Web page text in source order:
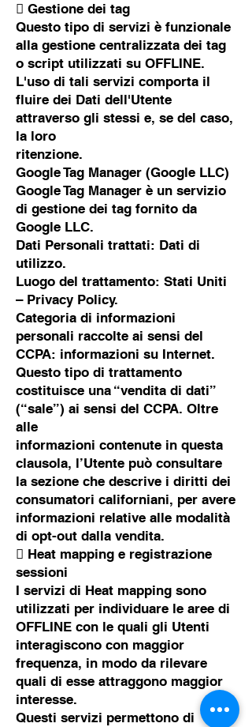
 Gestione dei tag
Questo tipo di servizi è funzionale
alla gestione centralizzata dei tag
o script utilizzati su OFFLINE.
L'uso di tali servizi comporta il
fluire dei Dati dell'Utente
attraverso gli stessi e, se del caso,
la loro
ritenzione.
Google Tag Manager (Google LLC)
Google Tag Manager è un servizio
di gestione dei tag fornito da
Google LLC.
Dati Personali trattati: Dati di
utilizzo.
Luogo del trattamento: Stati Uniti
– Privacy Policy.
Categoria di informazioni
personali raccolte ai sensi del
CCPA: informazioni su Internet.
Questo tipo di trattamento
costituisce una “vendita di dati”
(“sale”) ai sensi del CCPA. Oltre
alle
informazioni contenute in questa
clausola, l’Utente può consultare
la sezione che descrive i diritti dei
consumatori californiani, per avere
informazioni relative alle modalità
di opt-out dalla vendita.
 Heat mapping e registrazione
sessioni
I servizi di Heat mapping sono
utilizzati per individuare le aree di
OFFLINE con le quali gli Utenti
interagiscono con maggior
frequenza, in modo da rilevare
quali di esse attraggono maggior
interesse.
Questi servizi permettono di